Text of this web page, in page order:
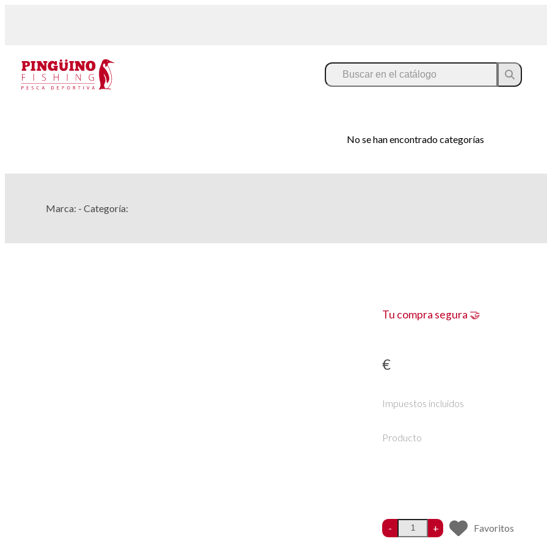
No se han encontrado categorías
Marca: - Categoría:
Tu compra segura 🤝
€
Impuestos incluidos
Producto
- + Favoritos